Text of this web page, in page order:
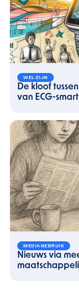
WELZIJN
De kloof
van ECG-
MEDIAGEBRUIK
Nieuws via